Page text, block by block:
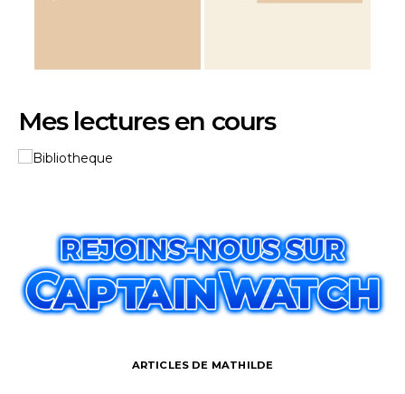
Mes lectures en cours
ARTICLES DE MATHILDE